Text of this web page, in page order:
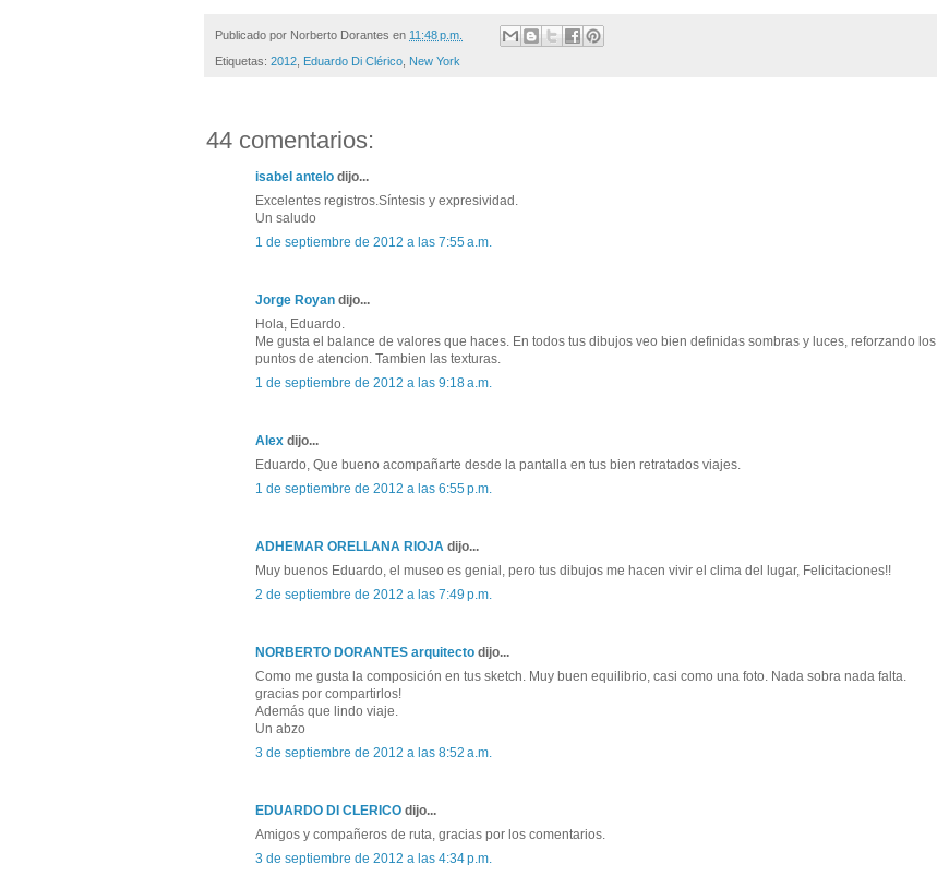
Publicado por Norberto Dorantes en 11:48 p.m.
Etiquetas: 2012, Eduardo Di Clérico, New York
44 comentarios:
isabel antelo dijo...
Excelentes registros.Síntesis y expresividad.
Un saludo
1 de septiembre de 2012 a las 7:55 a.m.
Jorge Royan dijo...
Hola, Eduardo.
Me gusta el balance de valores que haces. En todos tus dibujos veo bien definidas sombras y luces, reforzando los
puntos de atencion. Tambien las texturas.
1 de septiembre de 2012 a las 9:18 a.m.
Alex dijo...
Eduardo, Que bueno acompañarte desde la pantalla en tus bien retratados viajes.
1 de septiembre de 2012 a las 6:55 p.m.
ADHEMAR ORELLANA RIOJA dijo...
Muy buenos Eduardo, el museo es genial, pero tus dibujos me hacen vivir el clima del lugar, Felicitaciones!!
2 de septiembre de 2012 a las 7:49 p.m.
NORBERTO DORANTES arquitecto dijo...
Como me gusta la composición en tus sketch. Muy buen equilibrio, casi como una foto. Nada sobra nada falta.
gracias por compartirlos!
Además que lindo viaje.
Un abzo
3 de septiembre de 2012 a las 8:52 a.m.
EDUARDO DI CLERICO dijo...
Amigos y compañeros de ruta, gracias por los comentarios.
3 de septiembre de 2012 a las 4:34 p.m.